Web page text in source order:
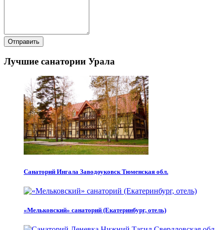
Отправить
Лучшие санатории Урала
Санаторий Ингала Заводоуковск Тюменская обл.
«Мельковский» санаторий (Екатеринбург, отель)